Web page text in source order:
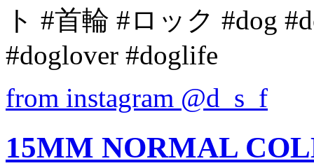
ト #首輪 #ロック #dog
#doglover #doglife
from instagram @d_s_f
15MM NORMAL